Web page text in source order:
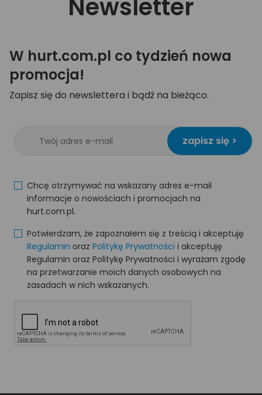
Newsletter
W hurt.com.pl co tydzień nowa
promocja!
Zapisz się do newslettera i bądź na bieżąco.
zapisz się >
Chcę otrzymywać na wskazany adres e-mail
informacje o nowościach i promocjach na
hurt.com.pl.
Potwierdzam, że zapoznałem się z treścią i akceptuję
Regulamin oraz Politykę Prywatności i akceptuję
Regulamin oraz Politykę Prywatności i wyrażam zgodę
na przetwarzanie moich danych osobowych na
zasadach w nich wskazanych.